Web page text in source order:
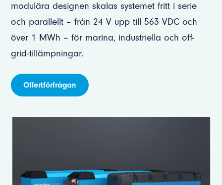
modulära designen skalas systemet fritt i serie
och parallellt – från 24 V upp till 563 VDC och
över 1 MWh – för marina, industriella och off-
grid-tillämpningar.
Offertförfrågan